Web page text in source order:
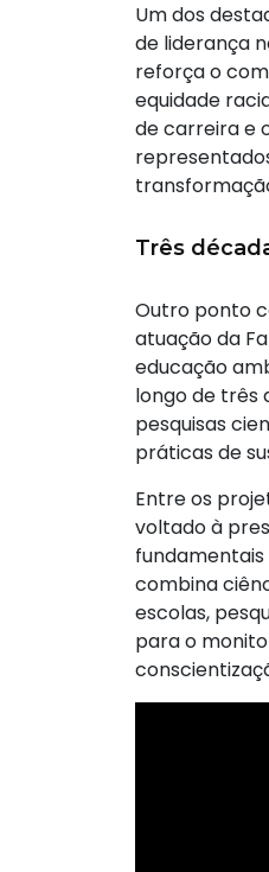
Um dos
de liderança
reforça o
equidade
de carreira e
Três
Outro ponto
atuação da
educação
longo de três
pesquisas
práticas de
Entre os
voltado à
combina
escolas,
para o